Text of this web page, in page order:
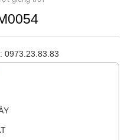
0973.23.83.83